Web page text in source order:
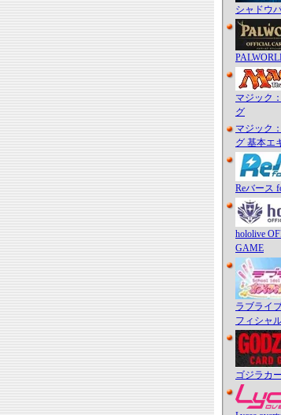
シャドウ
マジック
グ
マジック
グ 基本エ
Reバース
hololive
GAME
ラブライ
フィシャ
ゴジラカ